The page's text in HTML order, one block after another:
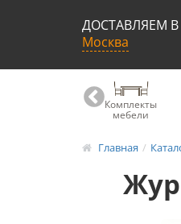
ДОСТАВЛЯЕМ
Москва
Комплекты
мебели
Главная